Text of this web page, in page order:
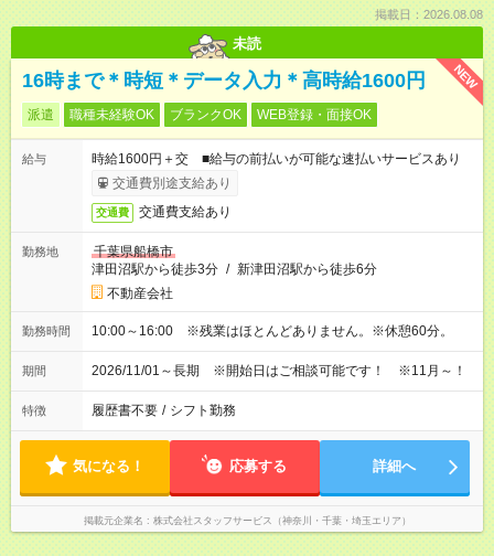
掲載日：2026.08.08
未読
NEW
16時まで＊時短＊データ入力＊高時給1600円
派遣 職種未経験OK ブランクOK WEB登録・面接OK
給与
時給1600円＋交 ■給与の前払いが可能な速払いサービスあり
交通費別途支給あり
交通費 交通費支給あり
勤務地
千葉県船橋市
津田沼駅から徒歩3分 / 新津田沼駅から徒歩6分
不動産会社
勤務時間 10:00～16:00 ※残業はほとんどありません。※休憩60分。
期間 2026/11/01～長期 ※開始日はご相談可能です！ ※11月～！
特徴 履歴書不要 / シフト勤務
気になる！ 応募する 詳細へ
掲載元企業名 株式会社スタッフサービス（神奈川・千葉・埼玉エリア）